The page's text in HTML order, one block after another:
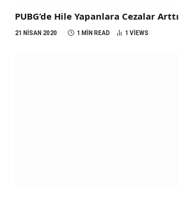
PUBG’de Hile Yapanlara Cezalar Arttı
21 NISAN 2020 1 MIN READ 1 VIEWS